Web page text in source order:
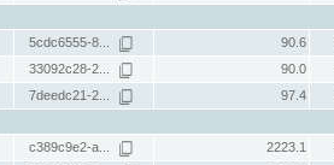
5cdc6555-8... 90.6
33092c28-2... 90.0
7deedc21-2... 97.4
c389c9e2-a... 2223.1